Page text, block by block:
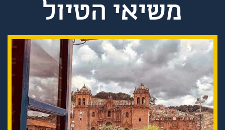
משיאי הטיול